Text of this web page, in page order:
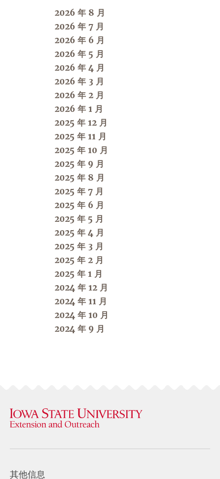
2026 年 8 月
2026 年 7 月
2026 年 6 月
2026 年 5 月
2026 年 4 月
2026 年 3 月
2026 年 2 月
2026 年 1 月
2025 年 12 月
2025 年 11 月
2025 年 10 月
2025 年 9 月
2025 年 8 月
2025 年 7 月
2025 年 6 月
2025 年 5 月
2025 年 4 月
2025 年 3 月
2025 年 2 月
2025 年 1 月
2024 年 12 月
2024 年 11 月
2024 年 10 月
2024 年 9 月
其他信息